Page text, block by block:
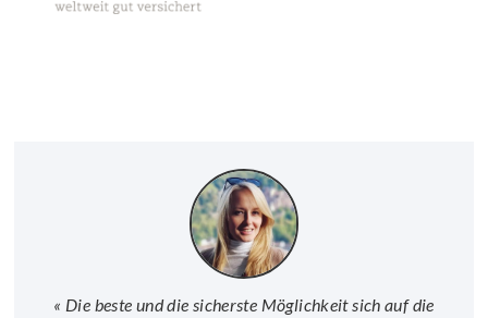
« Die beste und die sicherste Möglichkeit sich auf die